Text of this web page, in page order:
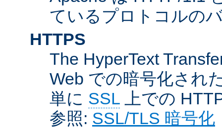
ているプロトコルの
HTTPS
The HyperText
Web での暗号化され
単に SSL 上での
参照: SSL/TLS 暗号化